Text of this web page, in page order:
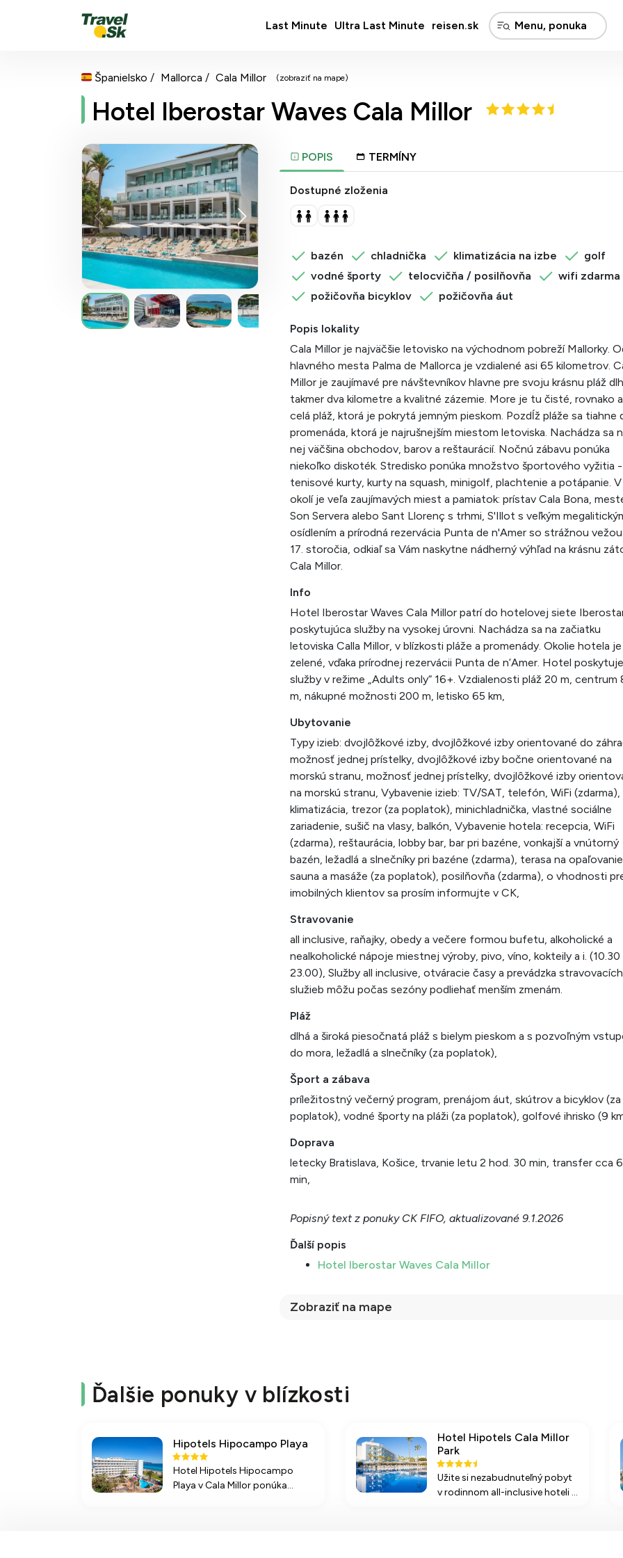
Last Minute Ultra Last Minute reisen.sk
Španielsko Mallorca Cala Millor (zobraziť na mape)
Hotel Iberostar Waves Cala Millor
POPIS TERMÍNY
Dostupné zloženia
bazén chladnička klimatizácia na izbe
golf
vodné športy
telocvičňa / posilňovňa
wifi zdarma
požičovňa bicyklov
požičovňa áut
Popis lokality
Cala Millor je najväčšie letovisko na východnom pobreží Mallorky.
hlavného mesta Palma de Mallorca je vzdialené asi 65 kilometrov.
Millor je zaujímavé pre návštevníkov hlavne pre svoju krásnu pláž
takmer dva kilometre a kvalitné zázemie. More je tu čisté, rovnako
celá pláž, ktorá je pokrytá jemným pieskom. Pozdĺž pláže sa tiahne
promenáda, ktorá je najrušnejším miestom letoviska. Nachádza sa
nej väčšina obchodov, barov a reštaurácií. Nočnú zábavu ponúka
niekoľko diskoték. Stredisko ponúka množstvo športového vyžitia -
tenisové kurty, kurty na squash, minigolf, plachtenie a potápanie. V
okolí je veľa zaujímavých miest a pamiatok: prístav Cala Bona,
Son Servera alebo Sant Llorenç s trhmi, S'Illot s veľkým
osídlením a prírodná rezervácia Punta de n'Amer so strážnou
17. storočia, odkiaľ sa Vám naskytne nádherný výhľad na krásnu
Cala Millor.
Info
Hotel Iberostar Waves Cala Millor patrí do hotelovej siete
poskytujúca služby na vysokej úrovni. Nachádza sa na začiatku
letoviska Calla Millor, v blízkosti pláže a promenády. Okolie hotela je
zelené, vďaka prírodnej rezervácii Punta de n’Amer. Hotel poskytuje
služby v režime „Adults only“ 16+. Vzdialenosti pláž 20 m, centrum
m, nákupné možnosti 200 m, letisko 65 km,
Ubytovanie
Typy izieb: dvojlôžkové izby, dvojlôžkové izby orientované do
možnosť jednej prístelky, dvojlôžkové izby bočne orientované na
morskú stranu, možnosť jednej prístelky, dvojlôžkové izby
na morskú stranu, Vybavenie izieb: TV/SAT, telefón, WiFi (zdarma),
klimatizácia, trezor (za poplatok), minichladnička, vlastné sociálne
zariadenie, sušič na vlasy, balkón, Vybavenie hotela: recepcia, WiFi
(zdarma), reštaurácia, lobby bar, bar pri bazéne, vonkajší a vnútorný
bazén, ležadlá a slnečníky pri bazéne (zdarma), terasa na
sauna a masáže (za poplatok), posilňovňa (zdarma), o vhodnosti
imobilných klientov sa prosím informujte v CK,
Stravovanie
all inclusive, raňajky, obedy a večere formou bufetu, alkoholické a
nealkoholické nápoje miestnej výroby, pivo, víno, kokteily a i. (10.30
23.00), Služby all inclusive, otváracie časy a prevádzka stravovacích
služieb môžu počas sezóny podliehať menším zmenám.
Pláž
dlhá a široká piesočnatá pláž s bielym pieskom a s pozvoľným
do mora, ležadlá a slnečníky (za poplatok),
Šport a zábava
príležitostný večerný program, prenájom áut, skútrov a bicyklov (za
poplatok), vodné športy na pláži (za poplatok), golfové ihrisko (9
Doprava
letecky Bratislava, Košice, trvanie letu 2 hod. 30 min, transfer cca
min,
Popisný text z ponuky CK FIFO, aktualizované 9.1.2026
Ďalší popis
Hotel Iberostar Waves Cala Millor
Zobraziť na mape
Ďalšie ponuky v blízkosti
Hipotels Hipocampo Playa
Hotel Hipotels Hipocampo
Playa v Cala Millor ponúka
Hotel Hipotels Cala Millor
Park
Užite si nezabudnuteľný pobyt
v rodinnom all-inclusive hoteli s